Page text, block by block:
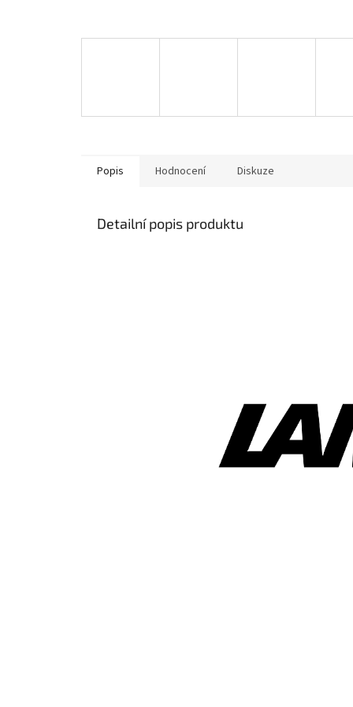
Popis Hodnocení Diskuze
Detailní popis produktu